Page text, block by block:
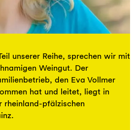
unserer Reihe, sprechen wir mit
Weingut. Der
den Eva Vollmer
hat und leitet, liegt in
rheinland-pfälzischen